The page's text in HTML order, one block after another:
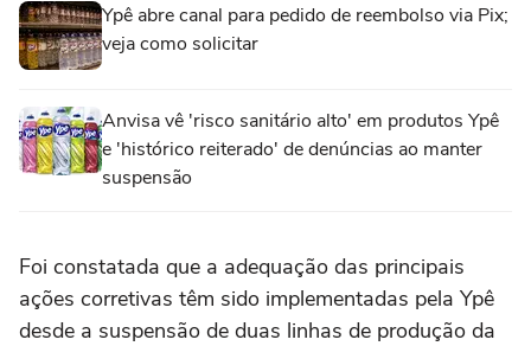
Ypê abre canal para pedido de reembolso via Pix;
veja como solicitar
Anvisa vê 'risco sanitário alto' em produtos Ypê
e 'histórico reiterado' de denúncias ao manter
suspensão
Foi constatada que a adequação das principais
ações corretivas têm sido implementadas pela Ypê
desde a suspensão de duas linhas de produção da